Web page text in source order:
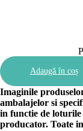
Adaugă în coș
Imaginile
ambalajelor si
in functie de loturile
producator. Toate